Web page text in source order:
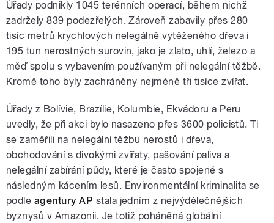
Úřady podnikly 1045 terénních operací, během nichž
zadržely 839 podezřelých. Zároveň zabavily přes 280
tisíc metrů krychlových nelegálně vytěženého dřeva i
195 tun nerostných surovin, jako je zlato, uhlí, železo a
měď spolu s vybavením používaným při nelegální těžbě.
Kromě toho byly zachráněny nejméně tři tisíce zvířat.
Úřady z Bolívie, Brazílie, Kolumbie, Ekvádoru a Peru
uvedly, že při akci bylo nasazeno přes 3600 policistů. Ti
se zaměřili na nelegální těžbu nerostů i dřeva,
obchodování s divokými zvířaty, pašování paliva a
nelegální zabírání půdy, které je často spojené s
následným kácením lesů. Environmentální kriminalita se
podle agentury AP stala jedním z nejvýdělečnějších
byznysů v Amazonii. Je totiž poháněná globální